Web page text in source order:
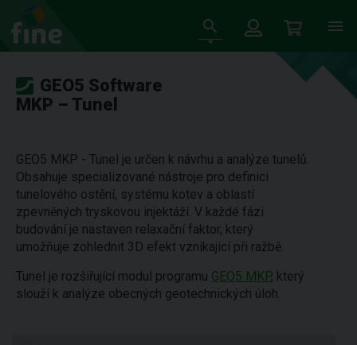
GEO5 Software
MKP – Tunel
GEO5 MKP - Tunel je určen k návrhu a analýze tunelů.
Obsahuje specializované nástroje pro definici
tunelového ostění, systému kotev a oblastí
zpevněných tryskovou injektáží. V každé fázi
budování je nastaven relaxační faktor, který
umožňuje zohlednit 3D efekt vznikající při ražbě.
Tunel je rozšiřující modul programu GEO5 MKP, který
slouží k analýze obecných geotechnických úloh.